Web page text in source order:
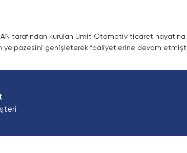
tarafından kurulan Ümit Otomotiv ticaret
yelpazesini genişleterek faaliyetlerine devam